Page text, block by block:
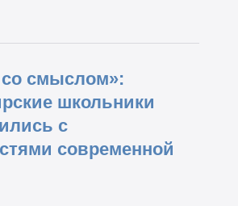
со смыслом»:
школьники
с
современной